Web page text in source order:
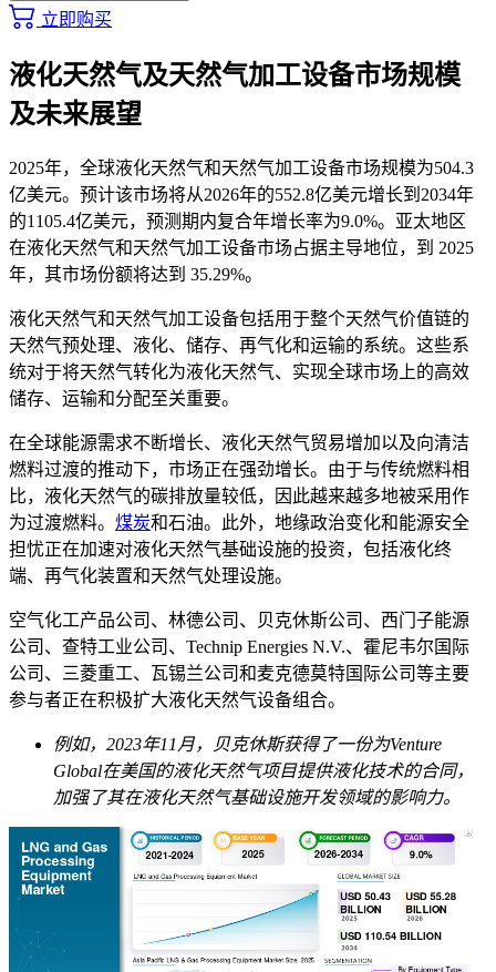
立即购买
液化天然气及天然气加工设备市场规模
及未来展望
2025年，全球液化天然气和天然气加工设备市场规模为504.3
亿美元。预计该市场将从2026年的552.8亿美元增长到2034年
的1105.4亿美元，预测期内复合年增长率为9.0%。亚太地区
在液化天然气和天然气加工设备市场占据主导地位，到 2025
年，其市场份额将达到 35.29%。
液化天然气和天然气加工设备包括用于整个天然气价值链的
天然气预处理、液化、储存、再气化和运输的系统。这些系
统对于将天然气转化为液化天然气、实现全球市场上的高效
储存、运输和分配至关重要。
在全球能源需求不断增长、液化天然气贸易增加以及向清洁
燃料过渡的推动下，市场正在强劲增长。由于与传统燃料相
比，液化天然气的碳排放量较低，因此越来越多地被采用作
为过渡燃料。 煤炭和石油。此外，地缘政治变化和能源安全
担忧正在加速对液化天然气基础设施的投资，包括液化终
端、再气化装置和天然气处理设施。
空气化工产品公司、林德公司、贝克休斯公司、西门子能源
公司、查特工业公司、Technip Energies N.V.、霍尼韦尔国际
公司、三菱重工、瓦锡兰公司和麦克德莫特国际公司等主要
参与者正在积极扩大液化天然气设备组合。
例如，2023年11月，贝克休斯获得了一份为Venture
Global在美国的液化天然气项目提供液化技术的合同，
加强了其在液化天然气基础设施开发领域的影响力。